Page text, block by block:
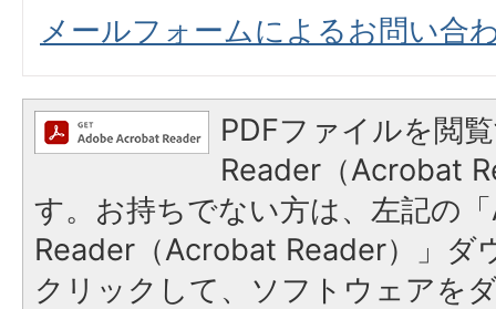
メールフォームによるお問い合
PDFファイルを閲
Reader（Acrobat
す。お持ちでない方は、左記の
Reader（Acrobat Reader）」ダ
クリックして、ソフトウェアを